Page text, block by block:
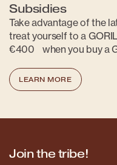
Subsidies
Take advantage of the
treat yourself to a
€400 when you buy a
LEARN MORE
Join the tribe!